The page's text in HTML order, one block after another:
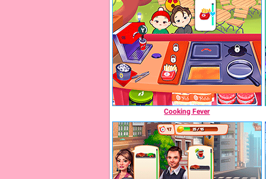
Cooking Fever